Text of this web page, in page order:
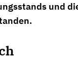
und